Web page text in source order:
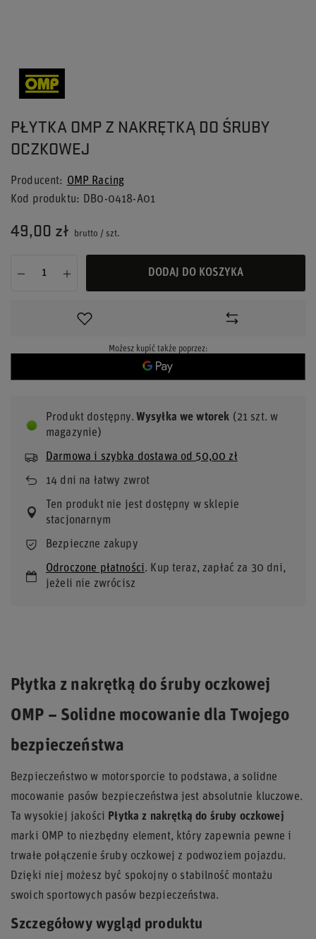
PŁYTKA OMP Z NAKRĘTKĄ DO ŚRUBY
OCZKOWEJ
Producent
OMP Racing
Kod produktu
DB0-0418-A01
49,00 zł brutto / szt.
DODAJ DO KOSZYKA
Możesz kupić także poprzez:
Produkt dostępny Wysyłkawe wtorek (21 szt. w
magazynie)
Darmowa i szybka dostawa od 50,00 zł
14 dni na łatwy zwrot
Ten produkt nie jest dostępny w sklepie
stacjonarnym
Bezpieczne zakupy
Odroczone płatności. Kup teraz, zapłać za 30 dni,
jeżeli nie zwrócisz
Płytka z nakrętką do śruby oczkowej
OMP – Solidne mocowanie dla Twojego
bezpieczeństwa
Bezpieczeństwo w motorsporcie to podstawa, a solidne
mocowanie pasów bezpieczeństwa jest absolutnie kluczowe.
Ta wysokiej jakości Płytka z nakrętką do śruby oczkowej
marki OMP to niezbędny element, który zapewnia pewne i
trwałe połączenie śruby oczkowej z podwoziem pojazdu.
Dzięki niej możesz być spokojny o stabilność montażu
swoich sportowych pasów bezpieczeństwa.
Szczegółowy wygląd produktu